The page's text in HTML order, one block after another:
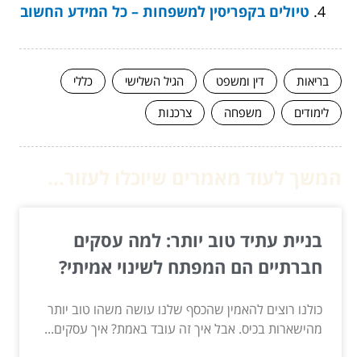
טיולים בקפריסין למשפחות – כל המידע החשוב
בריאות דין ומשפט הגיל השלישי
כללי
לימודים
משפחה צרכנות
בניית עתיד טוב יותר: למה עסקים
חברתיים הם המפתח לשינוי אמיתי?
כולנו רוצים להאמין שהכסף שלנו עושה משהו טוב יותר
מהישארות בכיס. אבל איך זה עובד באמת? איך עסקים...